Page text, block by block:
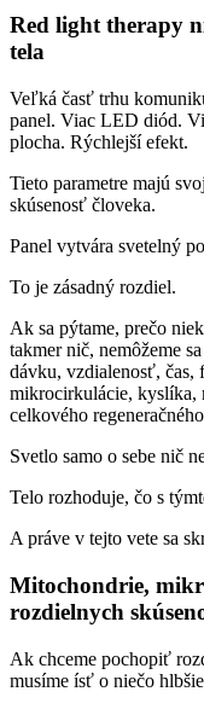
Red light therapy
tela
Veľká časť trhu
panel. Viac LED diód.
plocha. Rýchlejší efekt.
Tieto parametre majú
skúsenosť človeka.
Panel vytvára svetelný
To je zásadný rozdiel.
Ak sa pýtame, prečo
takmer nič, nemôžeme
dávku, vzdialenosť, čas,
mikrocirkulácie, kyslíka,
celkového
Svetlo samo o sebe nič
Telo rozhoduje, čo s
A práve v tejto vete sa
Mitochondrie,
rozdielnych
Ak chceme pochopiť
musíme ísť o niečo